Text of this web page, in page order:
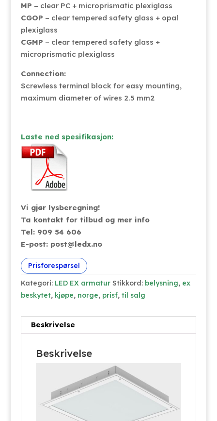
MP – clear PC + microprismatic plexiglass
CGOP – clear tempered safety glass + opal
plexiglass
CGMP – clear tempered safety glass +
microprismatic plexiglass
Connection:
Screwless terminal block for easy mounting,
maximum diameter of wires 2.5 mm2
Laste ned spesifikasjon:
Vi gjør lysberegning!
Ta kontakt for tilbud og mer info
Tel: 909 54 606
E-post: post@ledx.no
Prisforespørsel
Kategori: LED EX armatur Stikkord: belysning, ex
beskytet, kjøpe, norge, prisf, til salg
Beskrivelse
Beskrivelse